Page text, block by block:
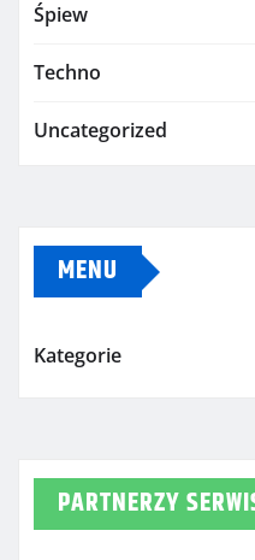
Śpiew
Techno
Uncategorized
MENU
Kategorie
PARTNERZY